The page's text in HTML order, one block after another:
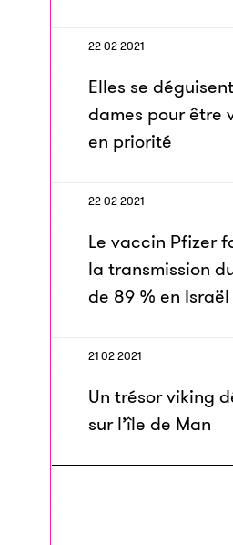
22 02 2021
Elles se
dames pour être
en priorité
22 02 2021
Le vaccin Pfizer
la transmission
de 89 % en Israël
21 02 2021
Un trésor viking
sur l’île de Man